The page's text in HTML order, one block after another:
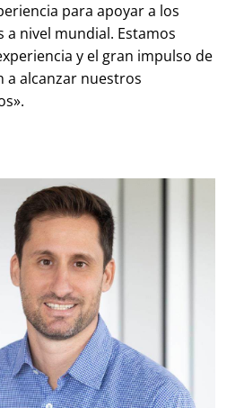
para apoyar a los
a nivel mundial. Estamos
y el gran impulso de
a alcanzar nuestros